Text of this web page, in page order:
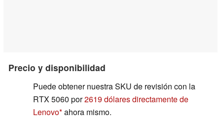
Precio y disponibilidad
Puede obtener nuestra SKU de revisión con la
RTX 5060 por2619 dólares directamente de
Lenovo ahora mismo.